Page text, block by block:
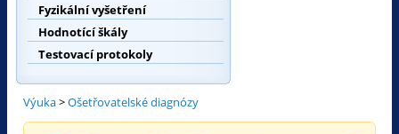
Fyzikální vyšetření
Hodnotící škály
Testovací protokoly
Výuka>Ošetřovatelské diagnózy